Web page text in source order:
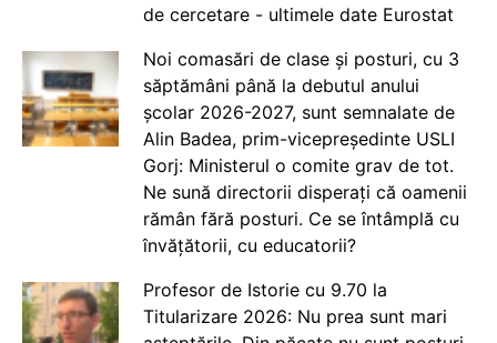
de cercetare - ultimele date Eurostat
Noi comasări de clase și posturi, cu 3
săptămâni până la debutul anului
școlar 2026-2027, sunt semnalate de
Alin Badea, prim-vicepreședinte USLI
Gorj: Ministerul o comite grav de tot.
Ne sună directorii disperați că oamenii
rămân fără posturi. Ce se întâmplă cu
învățătorii, cu educatorii?
Profesor de Istorie cu 9.70 la
Titularizare 2026: Nu prea sunt mari